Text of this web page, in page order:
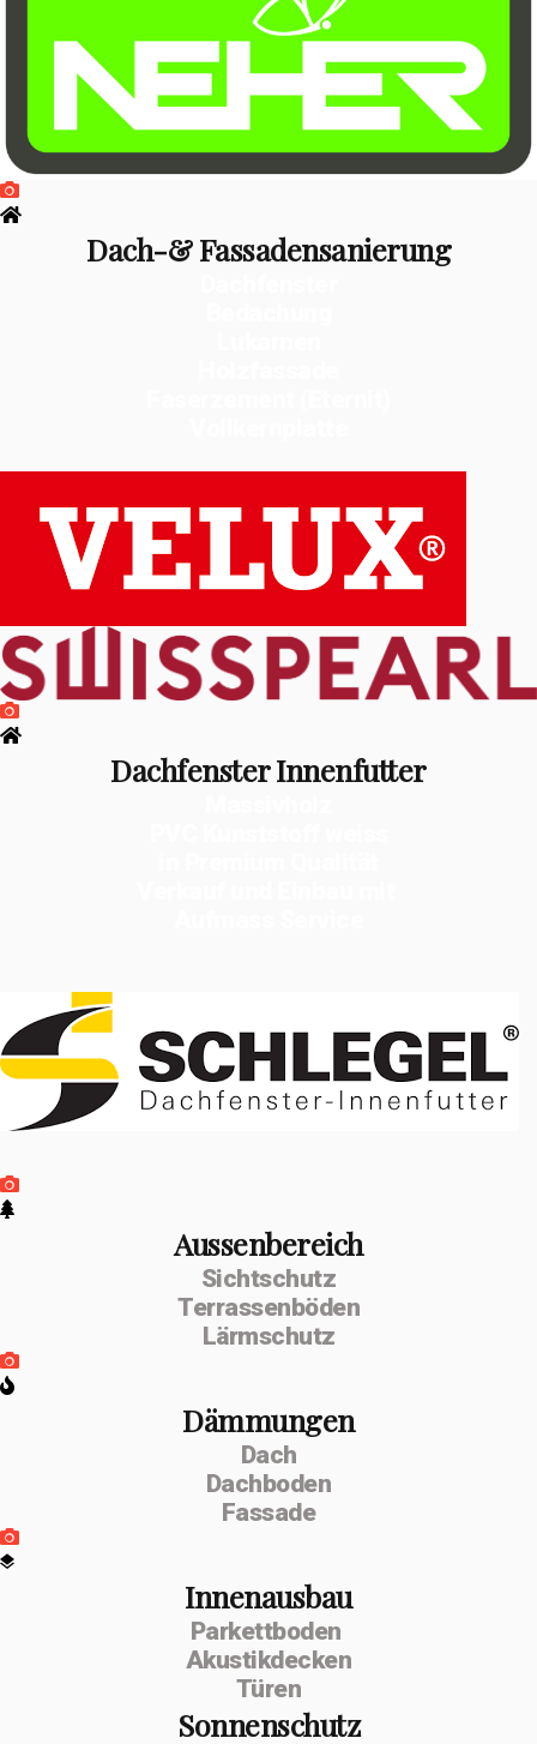
Dach-& Fassadensanierung
Dachfenster Innenfutter
Aussenbereich
Sichtschutz
Terrassenböden
Lärmschutz
Dämmungen
Dach
Dachboden
Fassade
Innenausbau
Parkettboden
Akustikdecken
Türen
Sonnenschutz